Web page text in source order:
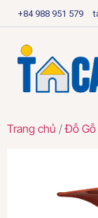
+84 988 951 579
Trang chủ /Đỗ Gỗ